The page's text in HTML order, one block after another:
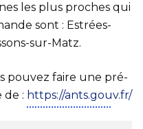
les plus proches qui
sont : Estrées-
sur-Matz.
pouvez faire une pré-
de : https://ants.gouv.fr/